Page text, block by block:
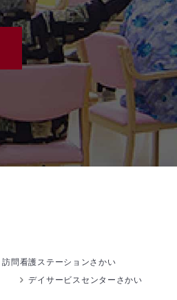
訪問看護ステーションさかい
デイサービスセンターさかい